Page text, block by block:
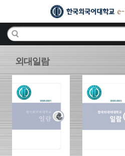
외대일람